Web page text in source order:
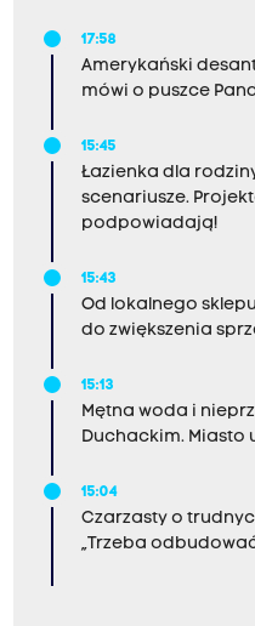
17:58
Amerykański
mówi o puszce
15:45
Łazienka dla
scenariusze.
podpowiadają!
15:43
Od lokalnego
do zwiększenia
15:13
Mętna woda i
Duchackim. Miasto
15:04
Czarzasty o
„Trzeba